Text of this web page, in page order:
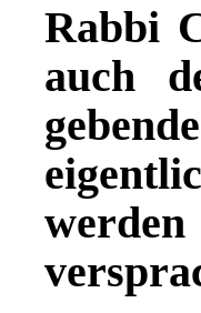
Rabbi
auch
werden